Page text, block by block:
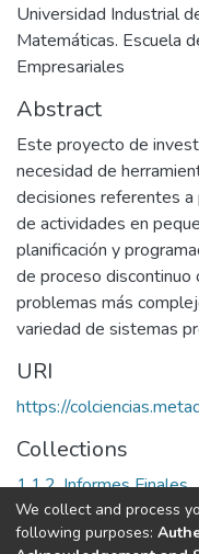
Universidad Industrial
Matemáticas. Escuela
Empresariales
Abstract
Este proyecto de
necesidad de
decisiones referentes a
de actividades en
planificación y
de proceso
problemas más
variedad de sistemas
URI
https://
Collections
1.1.2. Informes Finales
Full item page
We collect and process
following purposes: